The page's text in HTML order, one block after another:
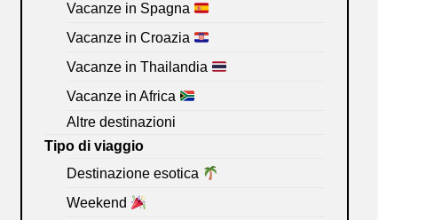
Vacanze in Spagna
Vacanze in Croazia
Vacanze in Thailandia
Vacanze in Africa
Altre destinazioni
Tipo di viaggio
Destinazione esotica
Weekend